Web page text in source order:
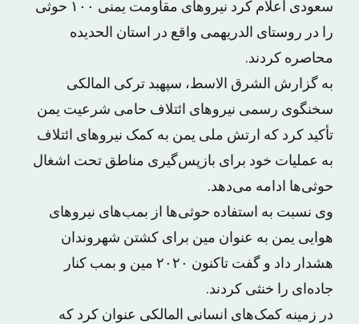
سعودی اعلام کرد نیروهای مقاومت یمنی ۱۰۰ حوثی
را در روستای الدریهمی واقع در استان الحدیده
محاصره کردند.
به گزارش الشرق الاسط، سپهبد ترکی المالکی
سخنگوی رسمی نیروهای ائتلاف حامی شرعیت یمن
تأکید کرد که ارتش ملی یمن به کمک نیروهای ائتلاف
به عملیات خود برای بازپس‌گیری مناطق تحت اشغال
حوثی‌ها ادامه می‌دهد.
وی نسبت به استفاده حوثی‌ها از بمب‌های نیروهای
هوایی یمن به عنوان مین برای کشتن شهروندان
هشدار داد و گفت تاکنون ۲۰۲۰ مین و بمب کنار
جاده‌ای را خنثی کردند.
در زمینه کمک‌های انسانی المالکی عنوان کرد که